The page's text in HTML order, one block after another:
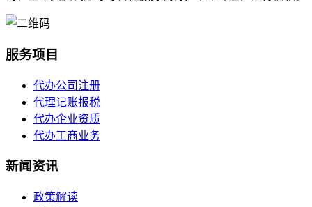
服务项目
代办公司注册
代理记账报税
代办企业资质
代办工商业务
新闻资讯
政策解读